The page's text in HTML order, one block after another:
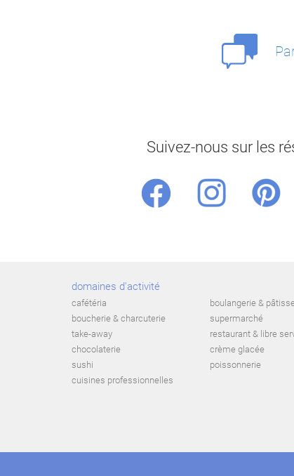
Suivez-nous sur les
domaines d'activité
cafétéria
boulangerie &
boucherie & charcuterie
supermarché
take-away
restaurant & libre
chocolaterie
crème glacée
sushi
poissonnerie
cuisines professionnelles